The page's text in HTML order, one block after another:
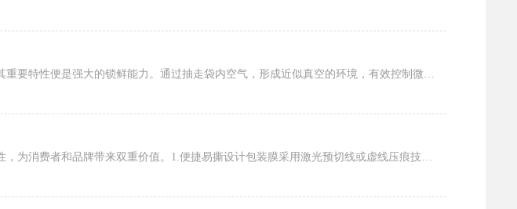
食品抽真空袋作为现代食品保鲜的得力助手，具备诸多核心功能特性。其重要特性便是强大的锁鲜能力。通过抽走袋内空气，形成近似真空的环境，有效控制微生物生长繁殖，大大延长食品的保鲜期，让肉...
咖啡易撕包装膜是为咖啡产品设计的创新包装材料，兼具便捷性与功能性，为消费者和品牌带来双重价值。1.便捷易撕设计包装膜采用激光预切线或虚线压痕技术，形成精准的撕裂引导槽，用户无需借助...